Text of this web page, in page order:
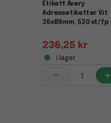
Etikett Avery
Adressetiketter Vit
36x89mm, 520 st/fp
236,25 kr
i lager
- +